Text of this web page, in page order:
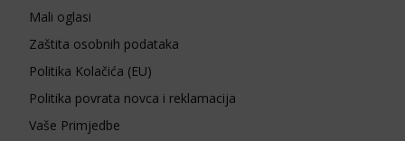
Mali oglasi
Zaštita osobnih podataka
Politika Kolačića (EU)
Politika povrata novca i reklamacija
Vaše Primjedbe